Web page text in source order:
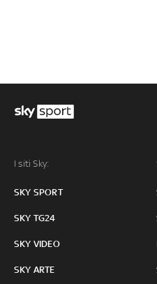
I siti Sky:
SKY SPORT
SKY TG24
SKY VIDEO
SKY ARTE